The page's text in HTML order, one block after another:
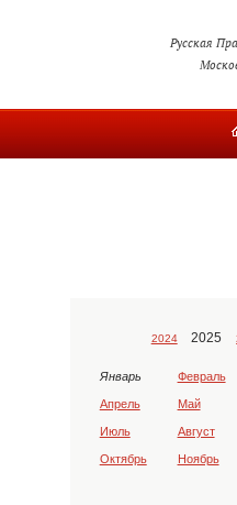
Русская
2024 2025
Январь Февраль
Апрель Май
Июль Август
Октябрь Ноябрь